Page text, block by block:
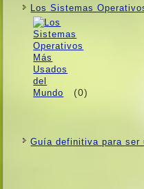
Los Sistemas
(0)
Guí­a definitiva para ser